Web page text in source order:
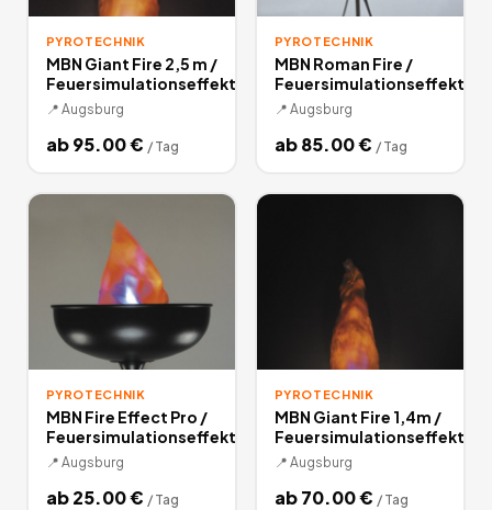
PYROTECHNIK
MBN Giant Fire 2,5 m /
Feuersimulationseffekt
📍 Augsburg
ab95.00€ / Tag
PYROTECHNIK
MBN Roman Fire /
Feuersimulationseffekt
📍 Augsburg
ab85.00€ / Tag
PYROTECHNIK
MBN Fire Effect Pro /
Feuersimulationseffekt
📍 Augsburg
ab25.00€ / Tag
PYROTECHNIK
MBN Giant Fire 1,4m /
Feuersimulationseffekt
📍 Augsburg
ab70.00€ / Tag